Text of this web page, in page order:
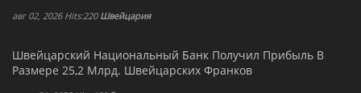
авг 02, 2026 Hits:220 Швейцария
Швейцарский Национальный Банк Получил Прибыль В
Размере 25,2 Млрд. Швейцарских Франков